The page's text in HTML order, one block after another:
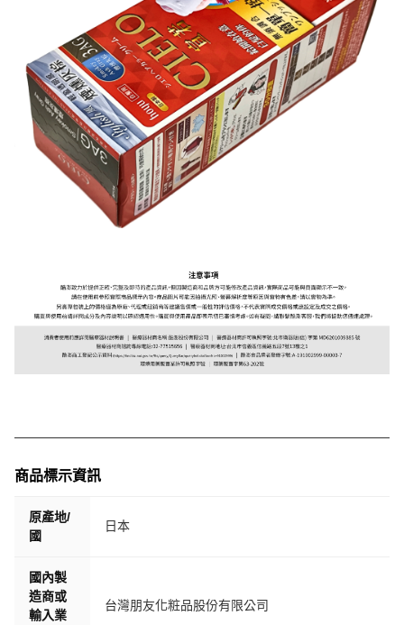
商品標示資訊
原產地/
國
日本
國內製
造商或
輸入業
台灣朋友化粧品股份有限公司